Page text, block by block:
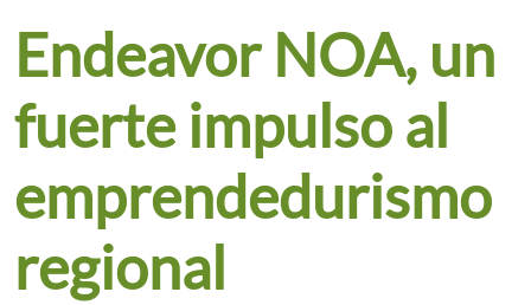
Endeavor NOA, un
fuerte impulso al
emprendedurismo
regional